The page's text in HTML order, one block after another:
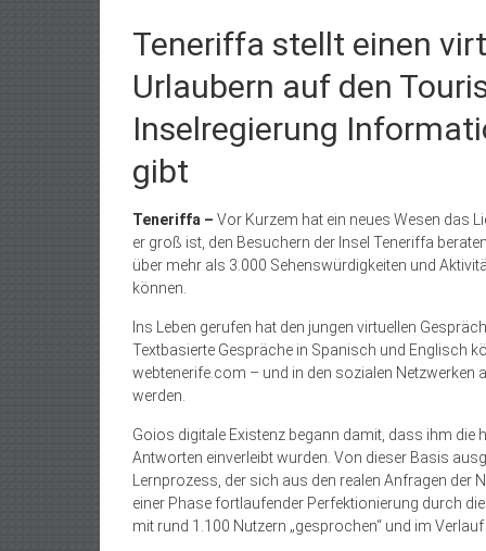
Teneriffa stellt einen
Urlaubern auf den
Inselregierung
gibt
Teneriffa – Vor Kurzem hat ein neues Wesen das
er groß ist, den Besuchern der Insel Teneriffa
über mehr als 3.000 Sehenswürdigkeiten und
können.
Ins Leben gerufen hat den jungen virtuellen
Textbasierte Gespräche in Spanisch und Englisch
webtenerife.com – und in den sozialen Netzwerken
werden.
Goios digitale Existenz begann damit, dass ihm die
Antworten einverleibt wurden. Von dieser Basis
Lernprozess, der sich aus den realen Anfragen der
einer Phase fortlaufender Perfektionierung durch
mit rund 1.100 Nutzern „gesprochen“ und im